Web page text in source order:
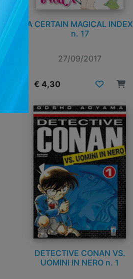
A CERTAIN MAGICAL INDEX
n. 17
27/09/2017
€ 4,30
DETECTIVE CONAN VS.
UOMINI IN NERO n. 1